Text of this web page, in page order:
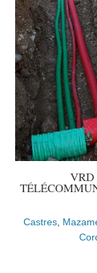
VRD
Castres,